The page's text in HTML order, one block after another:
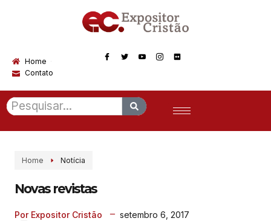
Home
Contato
Home Notícia
Novas revistas
Por Expositor Cristão setembro 6, 2017